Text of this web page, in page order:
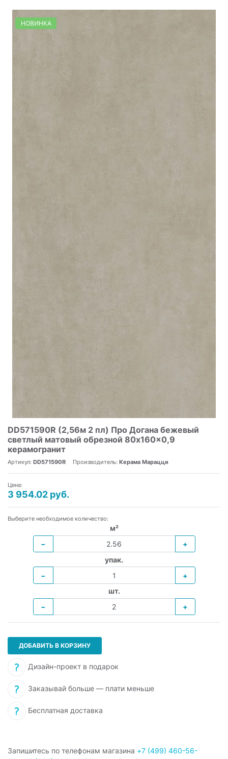
НОВИНКА
DD571590R (2,56м 2 пл) Про Догана бежевый
светлый матовый обрезной 80x160x0,9
керамогранит
Артикул: DD571590R Производитель: Керама Марацци
Цена:
3 954.02 руб.
Выберите необходимое количество:
м²
−
+
упак.
−
+
шт.
−
+
ДОБАВИТЬ В КОРЗИНУ
Дизайн-проект в подарок
Заказывай больше — плати меньше
Бесплатная доставка
Запишитесь по телефонам магазина +7 (499) 460-56-